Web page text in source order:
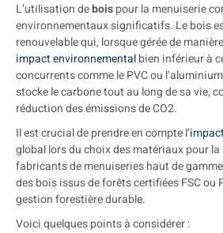
L’utilisation deboispour la menuiserie
environnementaux significatifs. Le bois
renouvelable qui, lorsque gérée de
impact environnementalbien inférieur à
concurrents comme le PVC ou
stocke le carbone tout au long de sa vie,
réduction des émissions de CO2.
Il est crucial de prendre en compte l’
global lors du choix des matériaux pour
fabricants de menuiseries haut de
des bois issus de forêts certifiées FSC ou
gestion forestière durable.
Voici quelques points à considérer :